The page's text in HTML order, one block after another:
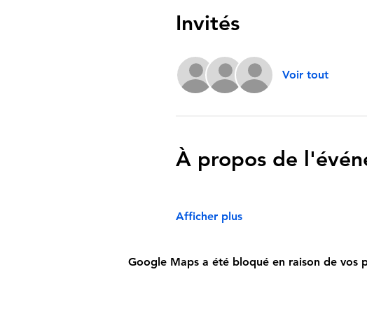
Invités
Voir tout
À propos de
Afficher plus
Google Maps a été bloqué en raison de vos